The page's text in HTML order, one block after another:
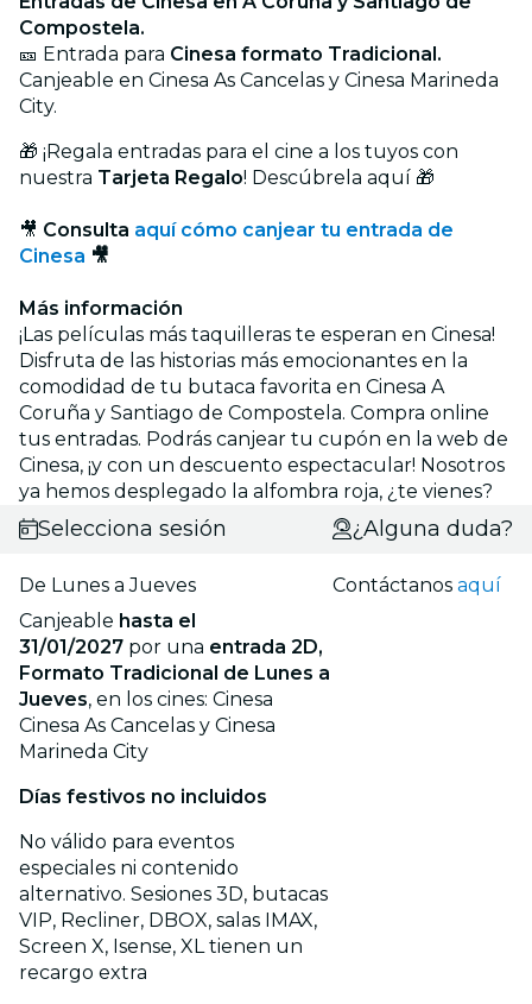
Compostela.
🎫 Entrada para Cinesa formato Tradicional.
Canjeable en Cinesa As Cancelas y Cinesa Marineda
City.
🎁 ¡Regala entradas para el cine a los tuyos con
nuestra Tarjeta Regalo! Descúbrela aquí 🎁
🎥 Consulta aquí cómo canjear tu entrada de
Cinesa 🎥
Más información
¡Las películas más taquilleras te esperan en Cinesa!
Disfruta de las historias más emocionantes en la
comodidad de tu butaca favorita en Cinesa A
Coruña y Santiago de Compostela. Compra online
tus entradas. Podrás canjear tu cupón en la web de
Cinesa, ¡y con un descuento espectacular! Nosotros
ya hemos desplegado la alfombra roja, ¿te vienes?
Selecciona sesión
De Lunes a Jueves
Canjeable hasta el
31/01/2027 por una entrada 2D,
Formato Tradicional de Lunes a
Jueves, en los cines: Cinesa
Cinesa As Cancelas y Cinesa
Marineda City
Días festivos no incluidos
No válido para eventos
especiales ni contenido
alternativo. Sesiones 3D, butacas
VIP, Recliner, DBOX, salas IMAX,
Screen X, Isense, XL tienen un
recargo extra
¿Alguna duda?
Contáctanosaquí